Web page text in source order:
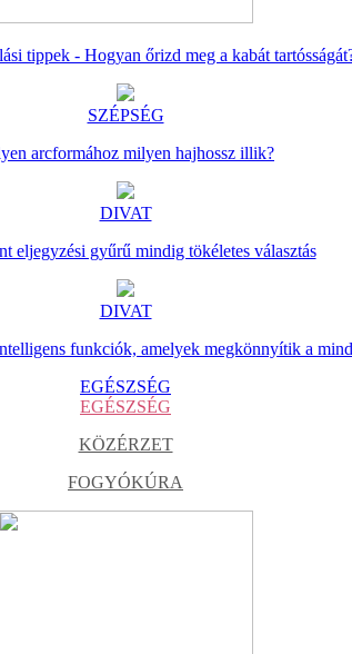
tippek - Hogyan őrizd meg a kabát
SZÉPSÉG
arcformához milyen hajhossz illik?
DIVAT
eljegyzési gyűrű mindig tökéletes választás
DIVAT
funkciók, amelyek megkönnyítik a
EGÉSZSÉG
EGÉSZSÉG
KÖZÉRZET
FOGYÓKÚRA